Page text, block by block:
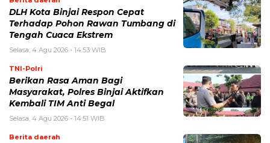
DLH Kota Binjai Respon Cepat
Terhadap Pohon Rawan Tumbang di
Tengah Cuaca Ekstrem
Selasa, 4 Agu 2026 - 14:53 WIB
TNI-Polri
Berikan Rasa Aman Bagi
Masyarakat, Polres Binjai Aktifkan
Kembali TIM Anti Begal
Selasa, 4 Agu 2026 - 14:51 WIB
Berita daerah